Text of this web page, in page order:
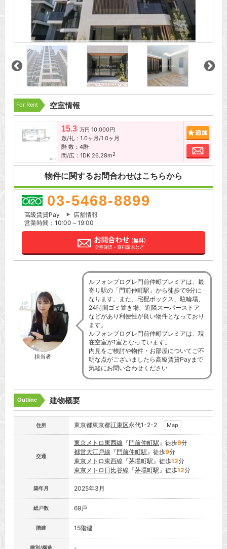
For Rent 空室情報
15.3 万円 10,000円
敷/礼：1.0ヶ月/1.0ヶ月
階 数：4階
間/広：1DK 26.28m2
お問
物件に関するお問合わせはこちらから
03-5468-8899
高級賃貸Pay
店舗情報
営業時間：10:00～19:00
担当者
ルフォンプログレ門前仲町プレミアは、最
寄り駅の「門前仲町駅」から徒歩で9分に
なります。また、宅配ボックス、駐輪場、
24時間ゴミ置き場、近隣スーパーストア
などがあり利便性が良い物件となっており
ます。
ルフォンプログレ門前仲町プレミアは、現
在空室が1室となっています。
内見をご検討や物件・お部屋についてご不
明な点がございましたら高級賃貸Payまで
気軽にお問い合わせください
Outline 建物概要
住所 東京都東京都江東区永代1-2-2 Map
交通
東京メトロ東西線 『門前仲町駅』徒歩9分
都営大江戸線 『門前仲町駅』徒歩9分
東京メトロ東西線 『茅場町駅』徒歩12分
東京メトロ日比谷線 『茅場町駅』徒歩12分
築年月 2025年3月
総戸数 69戸
階建 15階建
種別/構造